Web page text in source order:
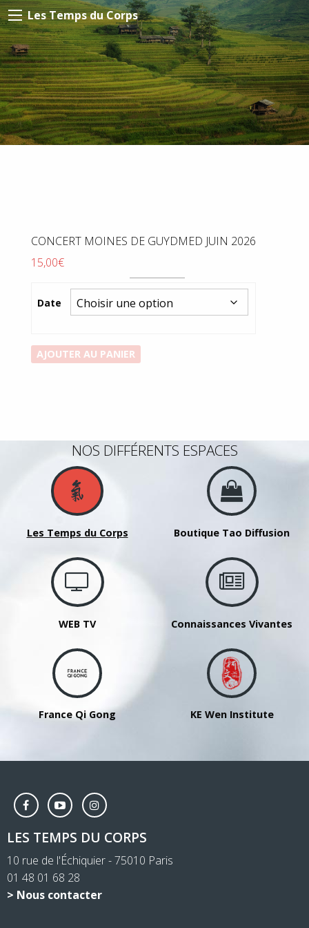
Les Temps du Corps
CONCERT MOINES DE GUYDMED JUIN 2026
15,00€
Date
quantité
Guydmed
AJOUTER AU PANIER
NOS DIFFÉRENTS ESPACES
Les Temps du Corps Boutique Tao Diffusion
WEB TV Connaissances Vivantes
France Qi Gong KE Wen Institute
LES TEMPS DU CORPS
10 rue de l'Échiquier - 75010 Paris
01 48 01 68 28
> Nous contacter